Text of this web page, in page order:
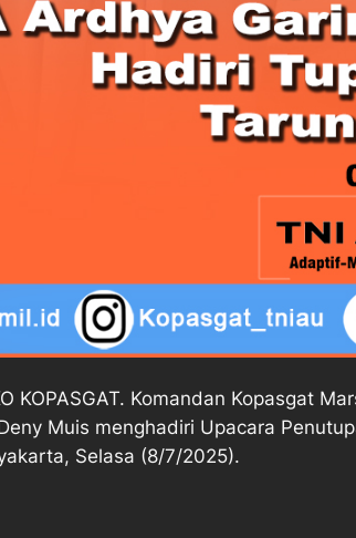
KOPASGAT. Komandan Kopasgat
Muis menghadiri Upacara
Selasa (8/7/2025).